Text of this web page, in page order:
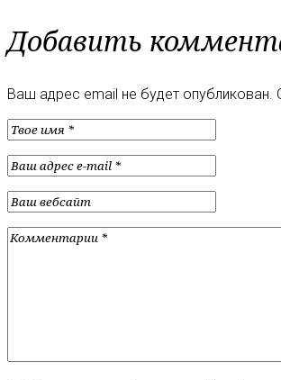
Добавить
Ваш адрес email не будет опубликован.